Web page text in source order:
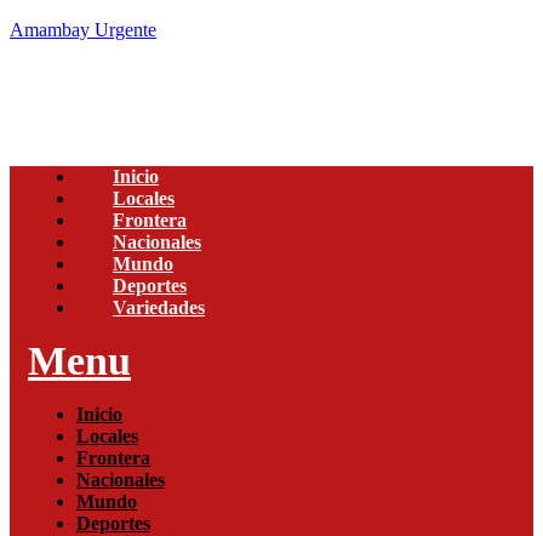
Amambay Urgente
Inicio
Locales
Frontera
Nacionales
Mundo
Deportes
Variedades
Menu
Inicio
Locales
Frontera
Nacionales
Mundo
Deportes